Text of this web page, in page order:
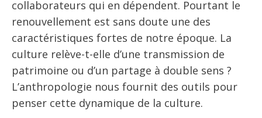
collaborateurs qui en dépendent. Pourtant le
renouvellement est sans doute une des
caractéristiques fortes de notre époque. La
culture relève-t-elle d’une transmission de
patrimoine ou d’un partage à double sens ?
L’anthropologie nous fournit des outils pour
penser cette dynamique de la culture.